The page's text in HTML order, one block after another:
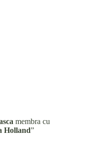
membra cu
Holland”